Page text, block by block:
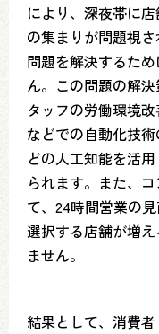
により、深夜帯に
の集まりが問題視
問題を解決するた
ん。この問題の解
タッフの労働環境
などでの自動化技
どの人工知能を活
られます。また、
て、24時間営業の
選択する店舗が増
ません。
結果として、消費